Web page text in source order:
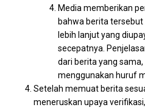
Media memberikan
bahwa berita
lebih lanjut yang
secepatnya.
dari berita yang
menggunakan huruf
Setelah memuat berita
meneruskan upaya